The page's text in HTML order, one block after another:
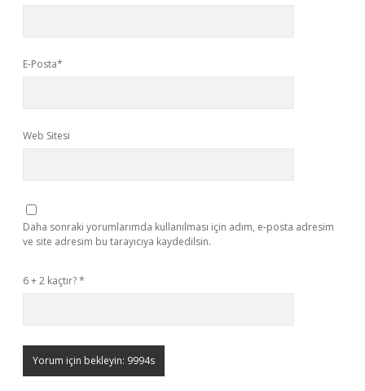
E-Posta*
Web Sitesi
Daha sonraki yorumlarımda kullanılması için adım, e-posta adresim
ve site adresim bu tarayıcıya kaydedilsin.
6 + 2 kaçtır?*